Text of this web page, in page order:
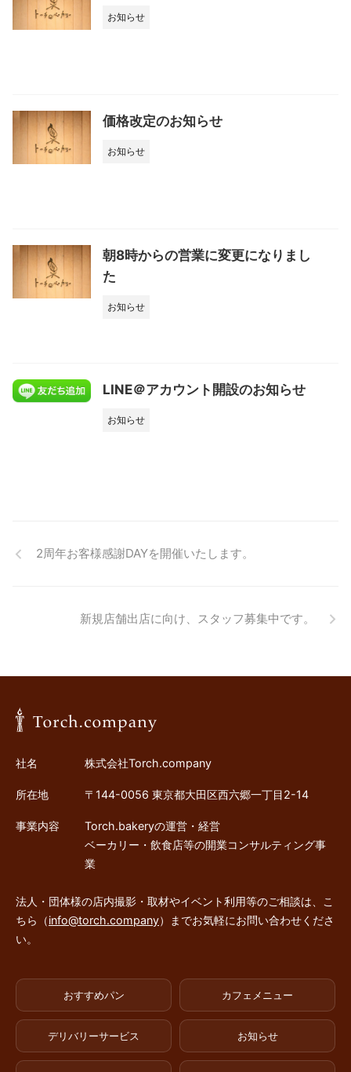
お知らせ
価格改定のお知らせ
お知らせ
朝8時からの営業に変更になりまし
た
お知らせ
LINE＠アカウント開設のお知らせ
お知らせ
2周年お客様感謝DAYを開催いたします。
新規店舗出店に向け、スタッフ募集中です。
社名 株式会社Torch.company
所在地 〒144-0056 東京都大田区西六郷一丁目2-14
事業内容
Torch.bakeryの運営・経営
ベーカリー・飲食店等の開業コンサルティング事
業
法人・団体様の店内撮影・取材やイベント利用等のご相談は、こ
ちら（info@torch.company）までお気軽にお問い合わせくださ
い。
おすすめパン カフェメニュー
デリバリーサービス お知らせ